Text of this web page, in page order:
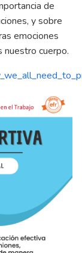
de
y sobre
emociones
nuestro cuerpo.